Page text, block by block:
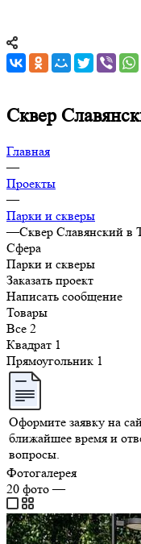
Сквер
Главная
—
Проекты
—
Парки и скверы
—Сквер Славянский в
Сфера
Парки и скверы
Заказать проект
Написать сообщение
Товары
Все 2
Квадрат 1
Прямоугольник 1
Оформите заявку на
ближайшее время и
вопросы.
Фотогалерея
20 фото—